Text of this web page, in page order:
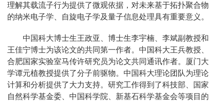
理解其载流子行为提供了微观依据，对未来基于拓扑聚合物
的纳米电子学、自旋电子学及量子信息处理具有重要意义。
中国科大博士生王政亚、博士生李宇楠、李斌副教授和
王佳宁博士为该论文的共同第一作者。中国科大王兵教授、
合肥国家实验室马传许研究员为论文共同通讯作者。厦门大
学谭元植教授提供了分子前驱物。中国科大理论团队为理论
计算和分析提供了大力支持。研究工作得到了科技部、国家
自然科学基金委、中国科学院、新基石科学基金会等项目的